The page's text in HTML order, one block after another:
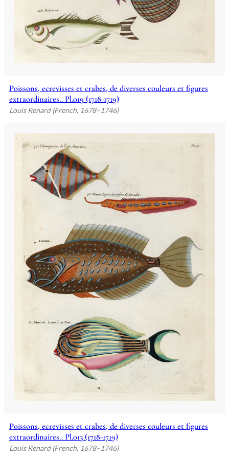
Poissons, ecrevisses et crabes, de diverses couleurs et figures
extraordinaires.. Pl.019 (1718-1719)
Louis Renard (French, 1678–1746)
Poissons, ecrevisses et crabes, de diverses couleurs et figures
extraordinaires.. Pl.013 (1718-1719)
Louis Renard (French, 1678–1746)